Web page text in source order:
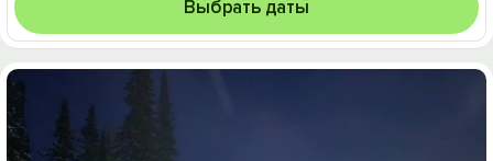
Выбрать даты